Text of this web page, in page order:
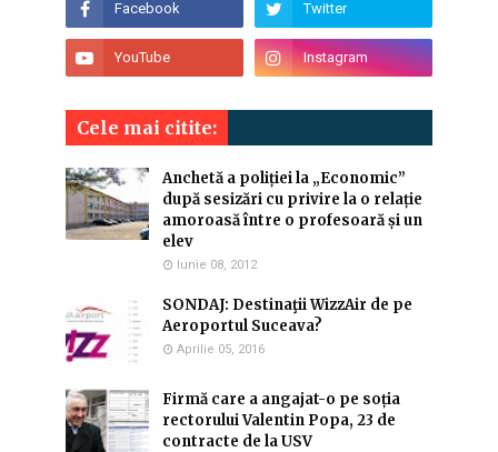
Cele mai citite:
Anchetă a poliției la „Economic”
după sesizări cu privire la o relație
amoroasă între o profesoară și un
elev
Iunie 08, 2012
SONDAJ: Destinaţii WizzAir de pe
Aeroportul Suceava?
Aprilie 05, 2016
Firmă care a angajat-o pe soția
rectorului Valentin Popa, 23 de
contracte de la USV